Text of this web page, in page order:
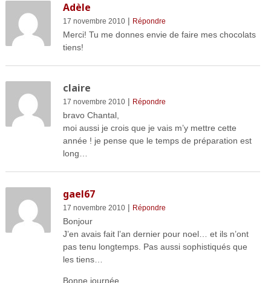
Adèle
17 novembre 2010| Répondre
Merci! Tu me donnes envie de faire mes chocolats
tiens!
claire
17 novembre 2010| Répondre
bravo Chantal,
moi aussi je crois que je vais m’y mettre cette
année ! je pense que le temps de préparation est
long…
gael67
17 novembre 2010| Répondre
Bonjour
J’en avais fait l’an dernier pour noel… et ils n’ont
pas tenu longtemps. Pas aussi sophistiqués que
les tiens…
Bonne journée